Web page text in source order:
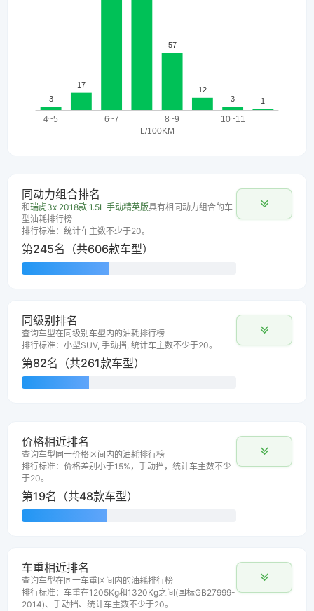
同动力组合排名
和瑞虎3x 2018款 1.5L 手动精英版具有相同动力组合的车
型油耗排行榜
排行标准：统计车主数不少于20。
第245名（共606款车型）
同级别排名
查询车型在同级别车型内的油耗排行榜
排行标准：小型SUV, 手动挡, 统计车主数不少于20。
第82名（共261款车型）
价格相近排名
查询车型同一价格区间内的油耗排行榜
排行标准：价格差别小于15%，手动挡，统计车主数不少
于20。
第19名（共48款车型）
车重相近排名
查询车型在同一车重区间内的油耗排行榜
排行标准：车重在1205Kg和1320Kg之间(国标GB27999-
2014)、手动挡、统计车主数不少于20。